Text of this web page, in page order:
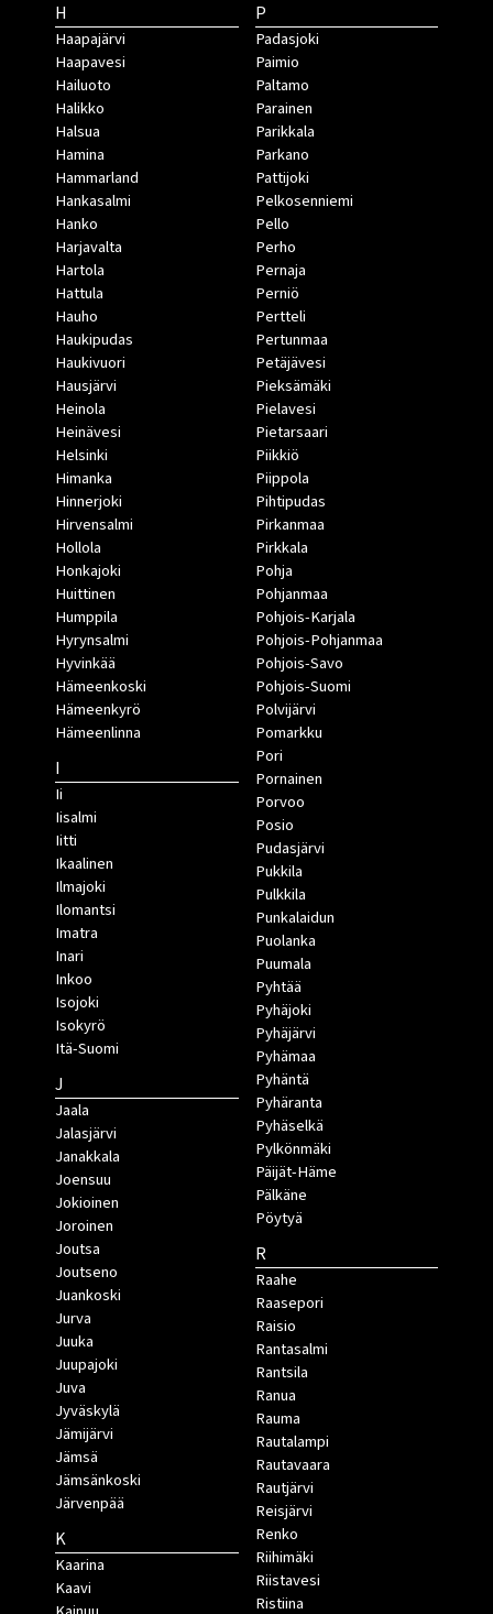
H
Haapajärvi
Haapavesi
Hailuoto
Halikko
Halsua
Hamina
Hammarland
Hankasalmi
Hanko
Harjavalta
Hartola
Hattula
Hauho
Haukipudas
Haukivuori
Hausjärvi
Heinola
Heinävesi
Helsinki
Himanka
Hinnerjoki
Hirvensalmi
Hollola
Honkajoki
Huittinen
Humppila
Hyrynsalmi
Hyvinkää
Hämeenkoski
Hämeenkyrö
Hämeenlinna
I
Ii
Iisalmi
Iitti
Ikaalinen
Ilmajoki
Ilomantsi
Imatra
Inari
Inkoo
Isojoki
Isokyrö
Itä-Suomi
J
Jaala
Jalasjärvi
Janakkala
Joensuu
Jokioinen
Joroinen
Joutsa
Joutseno
Juankoski
Jurva
Juuka
Juupajoki
Juva
Jyväskylä
Jämijärvi
Jämsä
Jämsänkoski
Järvenpää
K
Kaarina
Kaavi
P
Padasjoki
Paimio
Paltamo
Parainen
Parikkala
Parkano
Pattijoki
Pelkosenniemi
Pello
Perho
Pernaja
Perniö
Pertteli
Pertunmaa
Petäjävesi
Pieksämäki
Pielavesi
Pietarsaari
Piikkiö
Piippola
Pihtipudas
Pirkanmaa
Pirkkala
Pohja
Pohjanmaa
Pohjois-Karjala
Pohjois-Pohjanmaa
Pohjois-Savo
Pohjois-Suomi
Polvijärvi
Pomarkku
Pori
Pornainen
Porvoo
Posio
Pudasjärvi
Pukkila
Pulkkila
Punkalaidun
Puolanka
Puumala
Pyhtää
Pyhäjoki
Pyhäjärvi
Pyhämaa
Pyhäntä
Pyhäranta
Pyhäselkä
Pylkönmäki
Päijät-Häme
Pälkäne
Pöytyä
R
Raahe
Raasepori
Raisio
Rantasalmi
Rantsila
Ranua
Rauma
Rautalampi
Rautavaara
Rautjärvi
Reisjärvi
Renko
Riihimäki
Riistavesi
Ristiina